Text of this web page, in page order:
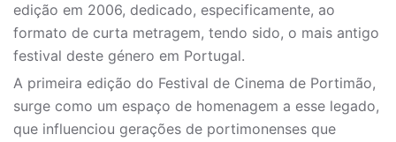
edição em 2006, dedicado, especificamente, ao
formato de curta metragem, tendo sido, o mais antigo
festival deste género em Portugal.
A primeira edição do Festival de Cinema de Portimão,
surge como um espaço de homenagem a esse legado,
que influenciou gerações de portimonenses que